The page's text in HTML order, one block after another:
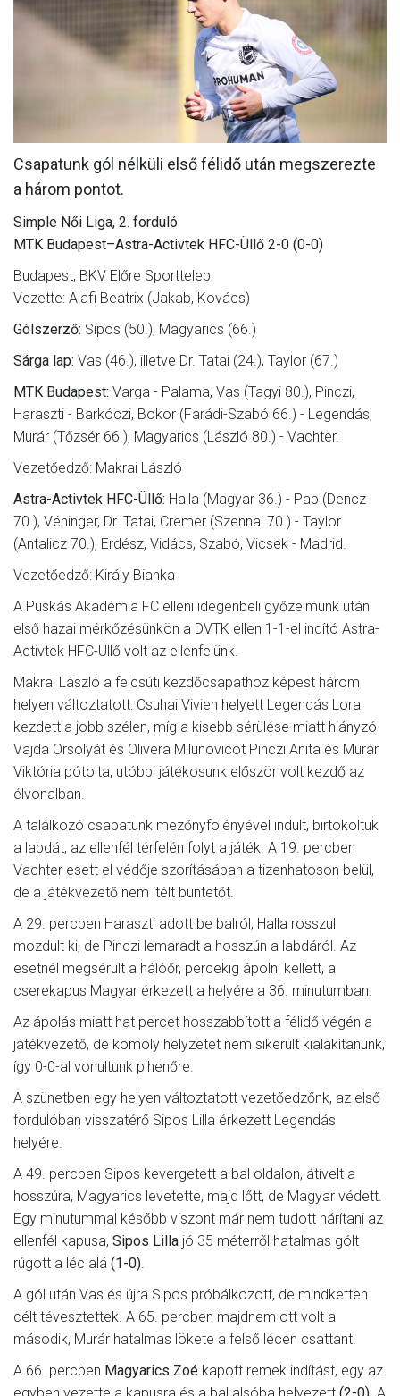
MÉRKŐZÉSEK
JELENTKEZÉS
KLUB
GALÉRIA
SZURKOLÓI ÉLMÉNYEK
Csapatunk gól nélküli első félidő után megszerezte
a három pontot.
Simple Női Liga, 2. forduló
MTK Budapest–Astra-Activtek HFC-Üllő 2-0 (0-0)
Budapest, BKV Előre Sporttelep
Vezette: Alafi Beatrix (Jakab, Kovács)
Gólszerző: Sipos (50.), Magyarics (66.)
Sárga lap: Vas (46.), illetve Dr. Tatai (24.), Taylor (67.)
MTK Budapest: Varga - Palama, Vas (Tagyi 80.), Pinczi,
Haraszti - Barkóczi, Bokor (Farádi-Szabó 66.) - Legendás,
Murár (Tőzsér 66.), Magyarics (László 80.) - Vachter.
Vezetőedző: Makrai László
Astra-Activtek HFC-Üllő: Halla (Magyar 36.) - Pap (Dencz
70.), Véninger, Dr. Tatai, Cremer (Szennai 70.) - Taylor
(Antalicz 70.), Erdész, Vidács, Szabó, Vicsek - Madrid.
Vezetőedző: Király Bianka
A Puskás Akadémia FC elleni idegenbeli győzelmünk után
első hazai mérkőzésünkön a DVTK ellen 1-1-el indító Astra-
Activtek HFC-Üllő volt az ellenfelünk.
Makrai László a felcsúti kezdőcsapathoz képest három
helyen változtatott: Csuhai Vivien helyett Legendás Lora
kezdett a jobb szélen, míg a kisebb sérülése miatt hiányzó
Vajda Orsolyát és Olivera Milunovicot Pinczi Anita és Murár
Viktória pótolta, utóbbi játékosunk először volt kezdő az
élvonalban.
A találkozó csapatunk mezőnyfölényével indult, birtokoltuk
a labdát, az ellenfél térfelén folyt a játék. A 19. percben
Vachter esett el védője szorításában a tizenhatoson belül,
de a játékvezető nem ítélt büntetőt.
A 29. percben Haraszti adott be balról, Halla rosszul
mozdult ki, de Pinczi lemaradt a hosszún a labdáról. Az
esetnél megsérült a hálóőr, percekig ápolni kellett, a
cserekapus Magyar érkezett a helyére a 36. minutumban.
Az ápolás miatt hat percet hosszabbított a félidő végén a
játékvezető, de komoly helyzetet nem sikerült kialakítanunk,
így 0-0-al vonultunk pihenőre.
A szünetben egy helyen változtatott vezetőedzőnk, az első
fordulóban visszatérő Sipos Lilla érkezett Legendás
helyére.
A 49. percben Sipos kevergetett a bal oldalon, átívelt a
hosszúra, Magyarics levetette, majd lőtt, de Magyar védett.
Egy minutummal később viszont már nem tudott hárítani az
ellenfél kapusa, Sipos Lilla jó 35 méterről hatalmas gólt
rúgott a léc alá (1-0).
A gól után Vas és újra Sipos próbálkozott, de mindketten
célt tévesztettek. A 65. percben majdnem ott volt a
második, Murár hatalmas lökete a felső lécen csattant.
A 66. percben Magyarics Zoé kapott remek indítást, egy az